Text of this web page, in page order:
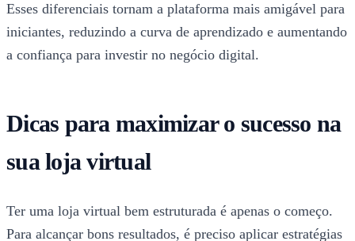
Esses diferenciais tornam a plataforma mais amigável para
iniciantes, reduzindo a curva de aprendizado e aumentando
a confiança para investir no negócio digital.
Dicas para maximizar o sucesso na
sua loja virtual
Ter uma loja virtual bem estruturada é apenas o começo.
Para alcançar bons resultados, é preciso aplicar estratégias